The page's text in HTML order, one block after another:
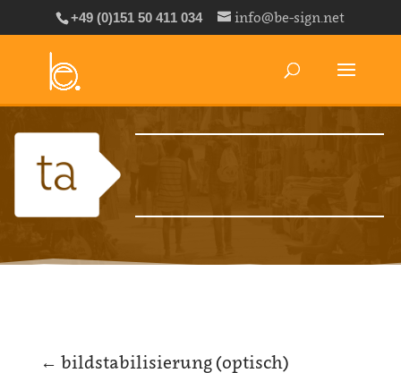
+49 (0)151 50 411 034 info@be-sign.net
← bildstabilisierung (optisch)